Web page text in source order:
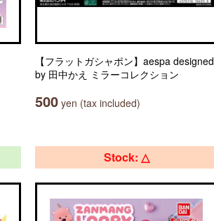
【フラットガシャポン】aespa designed
by 田中かえ ミラーコレクション
500 yen (tax included)
Stock: △